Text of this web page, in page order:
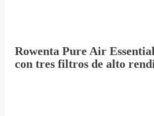
Rowenta Pure Air
con tres filtros de alto